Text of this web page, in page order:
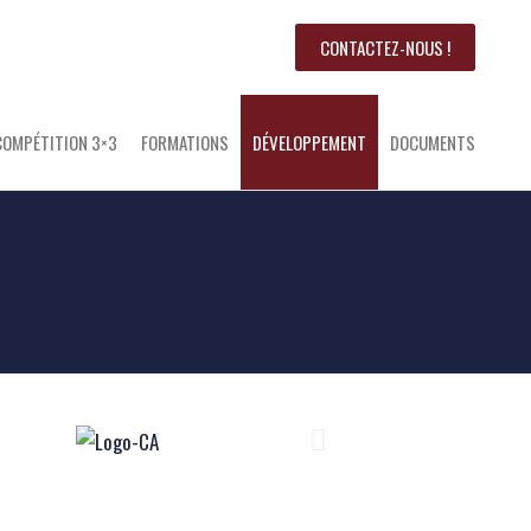
CONTACTEZ-NOUS !
3×3 FORMATIONS DÉVELOPPEMENT DOCUMENTS